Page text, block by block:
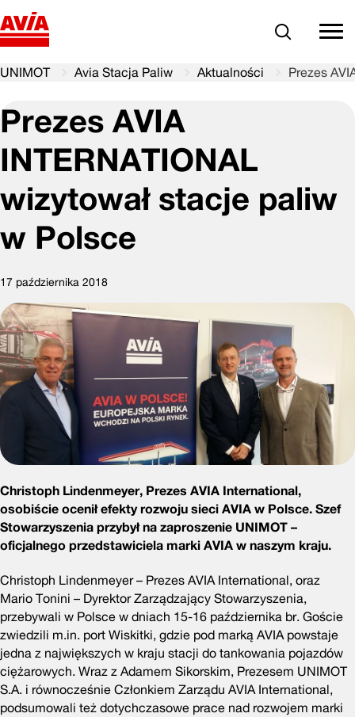
Szukaj
UNIMOT Avia Stacja Paliw Aktualności Prezes
Prezes AVIA
INTERNATIONAL
wizytował stacje paliw
w Polsce
17 października 2018
Christoph Lindenmeyer, Prezes AVIA International,
osobiście ocenił efekty rozwoju sieci AVIA w Polsce. Szef
Stowarzyszenia przybył na zaproszenie UNIMOT –
oficjalnego przedstawiciela marki AVIA w naszym kraju.
Christoph Lindenmeyer – Prezes AVIA International, oraz
Mario Tonini – Dyrektor Zarządzający Stowarzyszenia,
przebywali w Polsce w dniach 15-16 października br. Goście
zwiedzili m.in. port Wiskitki, gdzie pod marką AVIA powstaje
jedna z największych w kraju stacji do tankowania pojazdów
ciężarowych. Wraz z Adamem Sikorskim, Prezesem UNIMOT
S.A. i równocześnie Członkiem Zarządu AVIA International,
podsumowali też dotychczasowe prace nad rozwojem marki